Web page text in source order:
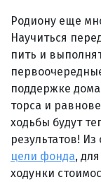
Родиону еще
Научиться
пить и
поддержке
торса и
ходьбы будут
результатов!
цели фонда,
ходунки